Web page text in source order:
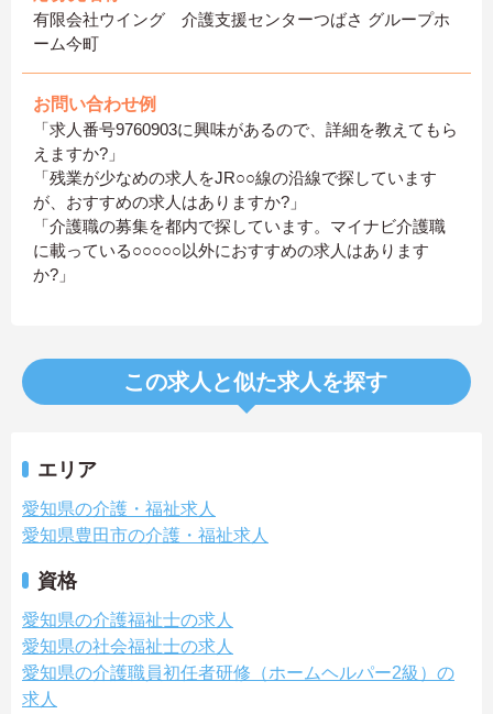
有限会社ウイング 介護支援センターつばさ グループホ
ーム今町
お問い合わせ例
「求人番号9760903に興味があるので、詳細を教えてもら
えますか?」
「残業が少なめの求人をJR○○線の沿線で探しています
が、おすすめの求人はありますか?」
「介護職の募集を都内で探しています。マイナビ介護職
に載っている○○○○○以外におすすめの求人はあります
か?」
この求人と似た求人を探す
エリア
愛知県の介護・福祉求人
愛知県豊田市の介護・福祉求人
資格
愛知県の介護福祉士の求人
愛知県の社会福祉士の求人
愛知県の介護職員初任者研修（ホームヘルパー2級）の
求人